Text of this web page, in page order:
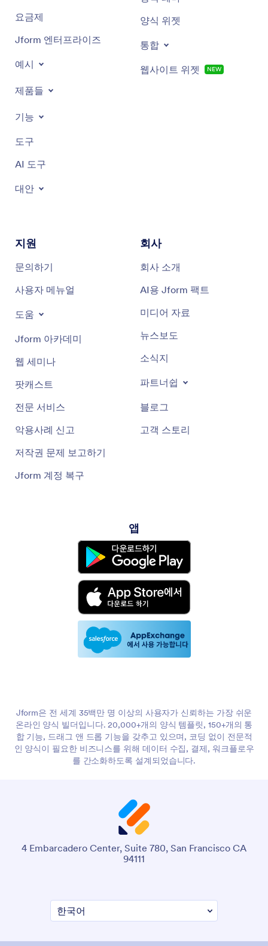
요금제
Jform 엔터프라이즈
예시
제품들
기능
도구
AI 도구
대안
양식 위젯
통합
웹사이트 위젯 NEW
지원
문의하기
사용자 메뉴얼
도움
Jform 아카데미
웹 세미나
팟캐스트
전문 서비스
악용사례 신고
저작권 문제 보고하기
Jform 계정 복구
회사
회사 소개
AI용 Jform 팩트
미디어 자료
뉴스보도
소식지
파트너쉽
블로그
고객 스토리
앱
Jform은 전 세계 35백만 명 이상의 사용자가 신뢰하는 가장 쉬운
온라인 양식 빌더입니다. 20,000+개의 양식 템플릿, 150+개의 통
합 기능, 드래그 앤 드롭 기능을 갖추고 있으며, 코딩 없이 전문적
인 양식이 필요한 비즈니스를 위해 데이터 수집, 결제, 워크플로우
를 간소화하도록 설계되었습니다.
4 Embarcadero Center, Suite 780, San Francisco CA
94111